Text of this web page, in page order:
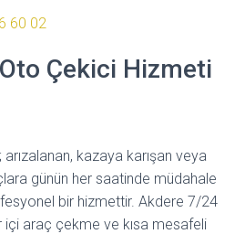
60 02
Çekici Hizmeti
kazaya karışan veya
günün her saatinde müdahale
bir hizmettir. Akdere 7/24
içi araç çekme ve kısa mesafeli